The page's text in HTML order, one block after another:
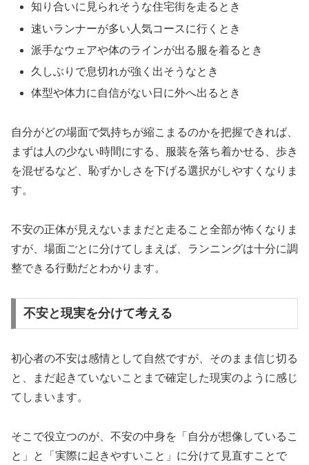
知り合いに見られそうな住宅街を走るとき
速いランナーが多い人気コースに行くとき
派手なウェアや体のラインが出る服を着るとき
久しぶりで息切れが強く出そうなとき
体型や体力に自信がない日に外へ出るとき
自分がどの場面で気持ちが縮こまるのかを把握できれば、
まずは人の少ない時間にする、服装を落ち着かせる、歩き
を混ぜるなど、恥ずかしさを下げる選択がしやすくなりま
す。
不安の正体が見えないままだと走ること全部が怖くなりま
すが、場面ごとに分けてしまえば、ランニングは十分に調
整できる行動だとわかります。
不安と現実を分けて考える
初心者の不安は感情として自然ですが、そのまま信じ切る
と、まだ起きていないことまで確定した現実のように感じ
てしまいます。
そこで役立つのが、不安の中身を「自分が想像しているこ
と」と「実際に起きやすいこと」に分けて見直すことで